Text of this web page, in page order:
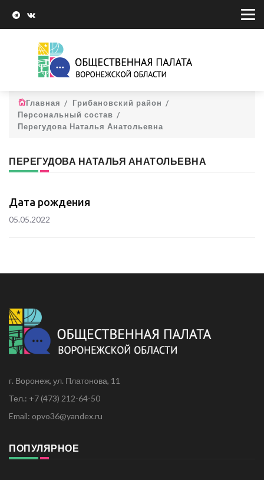
Главная
Грибановский район
Персональный состав
Перегудова Наталья Анатольевна
ПЕРЕГУДОВА НАТАЛЬЯ АНАТОЛЬЕВНА
Дата рождения
05.05.2022
г. Воронеж, ул. Платонова, 11
Тел.: +7 (473) 212-64-50
Email: opvo36@yandex.ru
ПОПУЛЯРНОЕ